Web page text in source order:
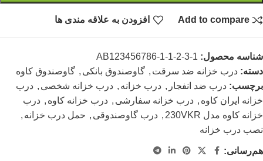
Add to compare افزودن به علاقه مندی ها
شناسه محصول: AB123456786-1-1-2-3-1
دسته: درب خزانه ضد سرقت , گاوصندوق بانکی , گاوصندوق کاوه
برچسب: درب ضد انفجار , درب خزانه , درب خزانه شخصی , درب
خزانه ایران کاوه , درب خزانه سفارشی , درب خزانه کاوه , درب
خزانه کاوه مدل 230VKR
, درب گاوصندوقی , حمل درب خزانه ,
نصب درب خزانه
هم‌رسانی: